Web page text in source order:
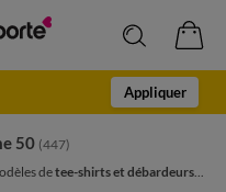
Appliquer
50 (447)
detee-shirts et débardeurs...